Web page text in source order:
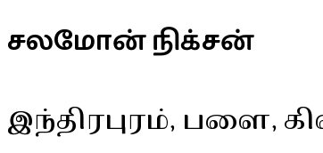
சலமோன் நிக்சன்
இந்திரபுரம், பளை,